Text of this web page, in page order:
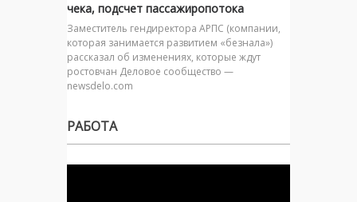
чека, подсчет пассажиропотока
Заместитель гендиректора АРПС (компании,
которая занимается развитием «безнала»)
рассказал об изменениях, которые ждут
ростовчан Деловое сообщество —
newsdelo.com
РАБОТА